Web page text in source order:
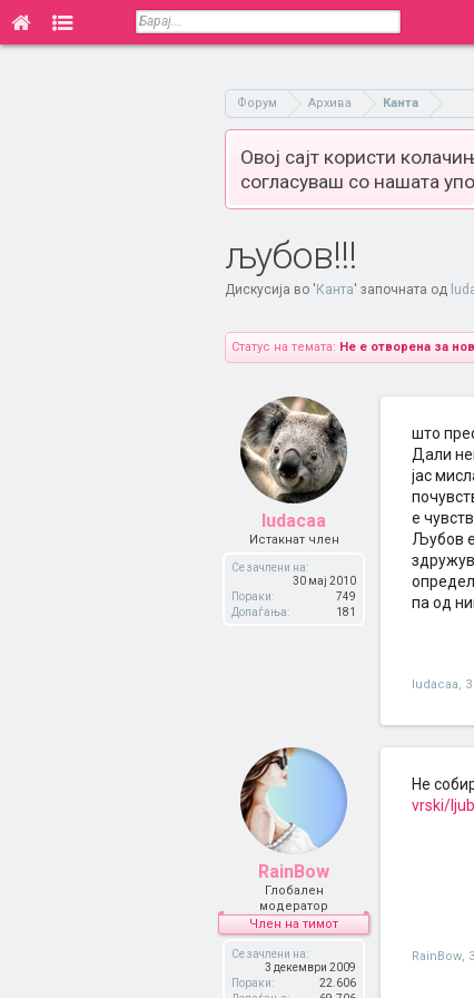
Форум Архива Канта
Овој сајт користи
согласуваш со нашата
љубов!!!
Дискусија во ' Канта' започната од
Статус на темата: Не е отворена за
ludacaa
Истакнат член
Се зачлени на:
30 мај 2010
Пораки:
749
Допаѓања:
181
што
Дали
јас
е
Љубов е
па од
ludacaa,
RainBow
Глобален
модератор
Член на тимот
Се зачлени на:
3 декември 2009
Пораки:
22.606
Не
vrski/
RainBow,